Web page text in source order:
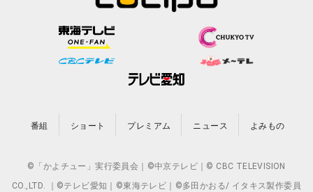
番組 ショート プレミアム ニュース よみもの
©「かよチュー」実行委員会｜©中京テレビ｜© CBC TELEVISION
CO.,LTD. ｜©テレビ愛知｜©東海テレビ｜©多田かおる/ イタキス製作委員